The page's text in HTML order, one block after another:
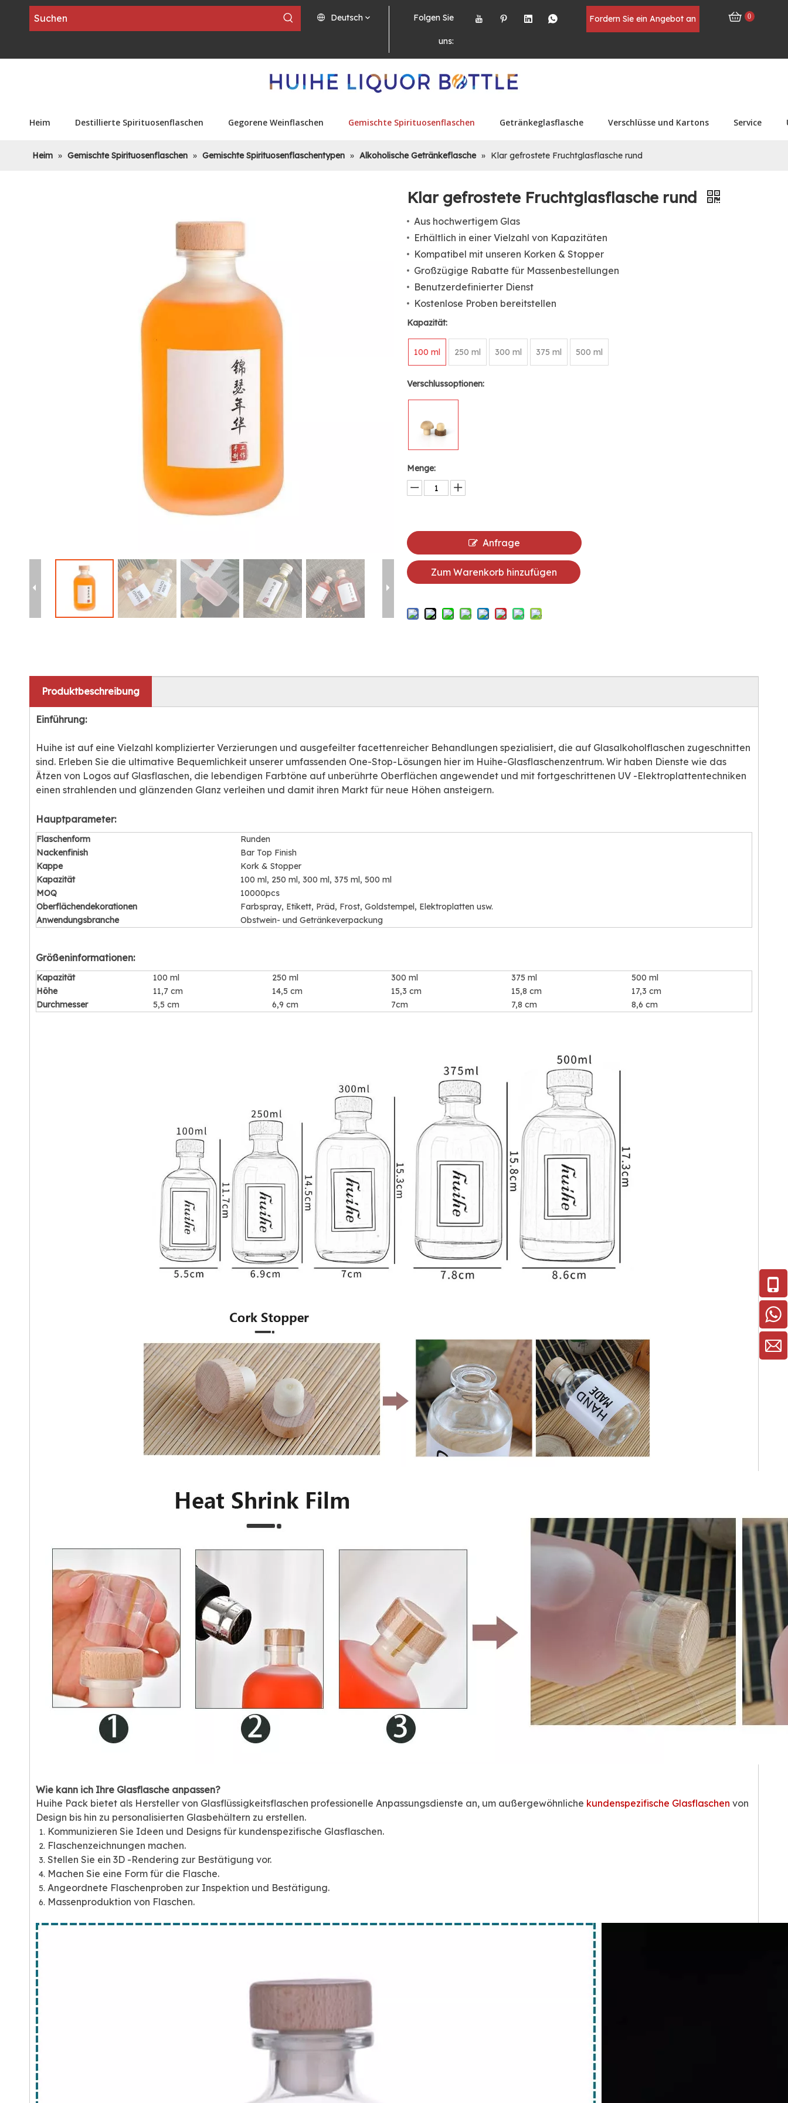
Deutsch Folgen Sie
uns:
Fordern Sie ein Angebot an 0
Heim Destillierte Spirituosenflaschen Gegorene Weinflaschen Gemischte Spirituosenflaschen Getränkeglasflasche Verschlüsse und Kartons Service
Heim » Gemischte Spirituosenflaschen » Gemischte Spirituosenflaschentypen » Alkoholische Getränkeflasche » Klar gefrostete Fruchtglasflasche rund
Klar gefrostete Fruchtglasflasche rund
Aus hochwertigem Glas
Erhältlich in einer Vielzahl von Kapazitäten
Kompatibel mit unseren Korken & Stopper
Großzügige Rabatte für Massenbestellungen
Benutzerdefinierter Dienst
Kostenlose Proben bereitstellen
Kapazität:
100 ml 250 ml 300 ml 375 ml 500 ml
Verschlussoptionen:
Menge:
Anfrage
Zum Warenkorb hinzufügen
Produktbeschreibung
Einführung:
Huihe ist auf eine Vielzahl komplizierter Verzierungen und ausgefeilter facettenreicher Behandlungen spezialisiert, die auf Glasalkoholflaschen zugeschnitten
sind. Erleben Sie die ultimative Bequemlichkeit unserer umfassenden One-Stop-Lösungen hier im Huihe-Glasflaschenzentrum. Wir haben Dienste wie das
Ätzen von Logos auf Glasflaschen, die lebendigen Farbtöne auf unberührte Oberflächen angewendet und mit fortgeschrittenen UV -Elektroplattentechniken
einen strahlenden und glänzenden Glanz verleihen und damit ihren Markt für neue Höhen ansteigern.
Hauptparameter:
Flaschenform
Runden
Nackenfinish
Bar Top Finish
Kappe
Kork & Stopper
Kapazität
100 ml, 250 ml, 300 ml, 375 ml, 500 ml
MOQ
10000pcs
Oberflächendekorationen
Farbspray, Etikett, Präd, Frost, Goldstempel, Elektroplatten usw.
Anwendungsbranche
Obstwein- und Getränkeverpackung
Größeninformationen:
Kapazität 100 ml 250 ml 300 ml 375 ml
500 ml
Höhe
11,7 cm 14,5 cm 15,3 cm 15,8 cm
17,3 cm
Durchmesser
5,5 cm 6,9 cm 7cm 7,8 cm 8,6 cm
Wie kann ich Ihre Glasflasche anpassen?
Huihe Pack bietet als Hersteller von Glasflüssigkeitsflaschen professionelle Anpassungsdienste an, um außergewöhnliche kundenspezifische Glasflaschen von
Design bis hin zu personalisierten Glasbehältern zu erstellen.
Kommunizieren Sie Ideen und Designs für kundenspezifische Glasflaschen.
Flaschenzeichnungen machen.
Stellen Sie ein 3D -Rendering zur Bestätigung vor.
Machen Sie eine Form für die Flasche.
Angeordnete Flaschenproben zur Inspektion und Bestätigung.
Massenproduktion von Flaschen.